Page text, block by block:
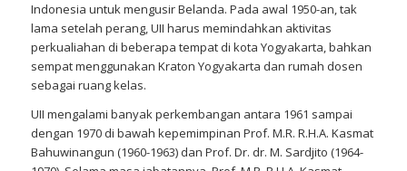
Indonesia untuk mengusir Belanda. Pada awal 1950-an, tak
lama setelah perang, UII harus memindahkan aktivitas
perkualiahan di beberapa tempat di kota Yogyakarta, bahkan
sempat menggunakan Kraton Yogyakarta dan rumah dosen
sebagai ruang kelas.
UII mengalami banyak perkembangan antara 1961 sampai
dengan 1970 di bawah kepemimpinan Prof. M.R. R.H.A. Kasmat
Bahuwinangun (1960-1963) dan Prof. Dr. dr. M. Sardjito (1964-